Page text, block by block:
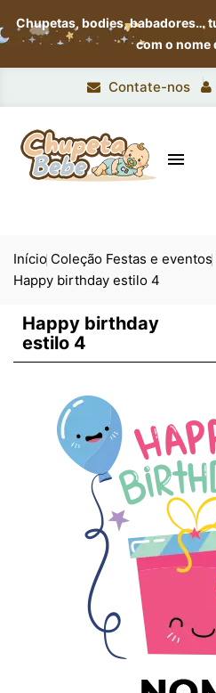
Chupetas, bodies, babadores…
com o nome
Contate-nos

Início Coleção Festas e eventos
Happy birthday estilo 4
Happy birthday
estilo 4